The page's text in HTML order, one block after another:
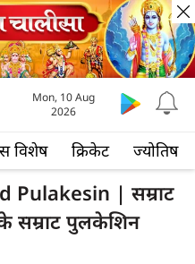
विशेष क्रिकेट ज्योतिष
Mon, 10 Aug
2026
Pulakesin | सम्राट
के सम्राट पुलकेशिन